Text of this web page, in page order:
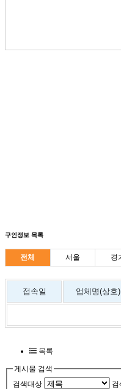
구인정보 목록
전체 서울 경
접속일 업체명(상호)
목록
게시물 검색
검색대상
검